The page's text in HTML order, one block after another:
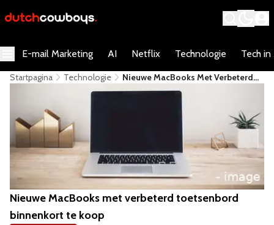
E-mail Marketing AI Netflix Technologie Tech in
Startpagina Technologie
Nieuwe MacBooks Met Verbeterd
Toetsenbord Binnenkort Te Koop
Nieuwe MacBooks met verbeterd toetsenbord
binnenkort te koop